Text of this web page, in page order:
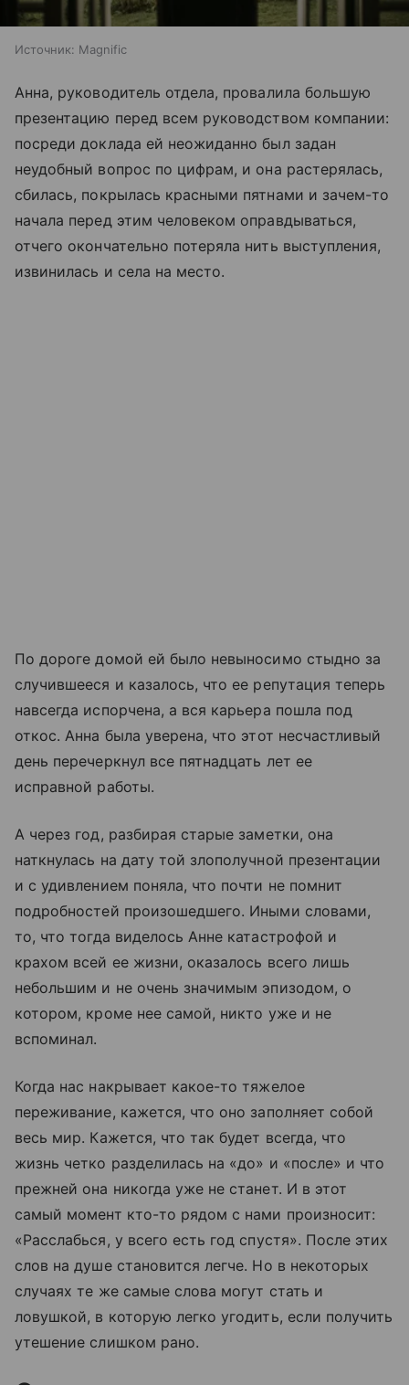
Источник: Magnific
Анна, руководитель отдела, провалила большую
презентацию перед всем руководством компании:
посреди доклада ей неожиданно был задан
неудобный вопрос по цифрам, и она растерялась,
сбилась, покрылась красными пятнами и зачем-то
начала перед этим человеком оправдываться,
отчего окончательно потеряла нить выступления,
извинилась и села на место.
По дороге домой ей было невыносимо стыдно за
случившееся и казалось, что ее репутация теперь
навсегда испорчена, а вся карьера пошла под
откос. Анна была уверена, что этот несчастливый
день перечеркнул все пятнадцать лет ее
исправной работы.
А через год, разбирая старые заметки, она
наткнулась на дату той злополучной презентации
и с удивлением поняла, что почти не помнит
подробностей произошедшего. Иными словами,
то, что тогда виделось Анне катастрофой и
крахом всей ее жизни, оказалось всего лишь
небольшим и не очень значимым эпизодом, о
котором, кроме нее самой, никто уже и не
вспоминал.
Когда нас накрывает какое-то тяжелое
переживание, кажется, что оно заполняет собой
весь мир. Кажется, что так будет всегда, что
жизнь четко разделилась на «до» и «после» и что
прежней она никогда уже не станет. И в этот
самый момент кто-то рядом с нами произносит:
«Расслабься, у всего есть год спустя». После этих
слов на душе становится легче. Но в некоторых
случаях те же самые слова могут стать и
ловушкой, в которую легко угодить, если получить
утешение слишком рано.